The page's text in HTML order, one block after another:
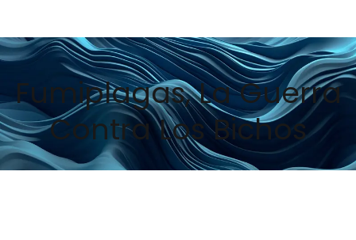
Fumiplagas, La Guerra
Contra Los Bichos